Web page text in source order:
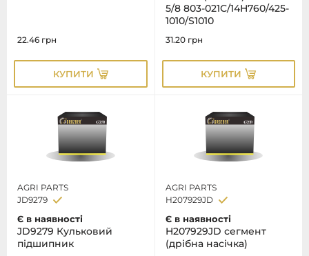
22.46 грн
КУПИТИ
5/8 803-021С/14Н760/425-
1010/S1010
31.20 грн
КУПИТИ
AGRI PARTS
JD9279
Є в наявності
JD9279 Кульковий
підшипник
AGRI PARTS
H207929JD
Є в наявності
H207929JD сегмент
(дрібна насічка)